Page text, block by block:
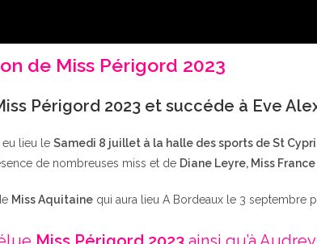
de Miss Périgord 2023
Périgord 2023 et succéde à Eve
lieu le Samedi 8 juillet à la halle des sports de St
de nombreuses miss et de Diane Leyre, Miss France
Miss Aquitaine qui aura lieu A Bordeaux le 3 septembre